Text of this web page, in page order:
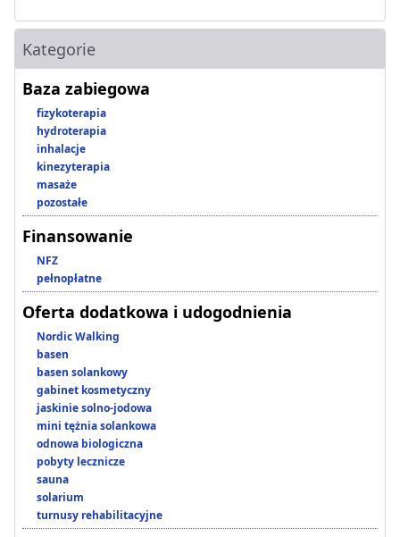
Kategorie
Baza zabiegowa
fizykoterapia
hydroterapia
inhalacje
kinezyterapia
masaże
pozostałe
Finansowanie
NFZ
pełnopłatne
Oferta dodatkowa i udogodnienia
Nordic Walking
basen
basen solankowy
gabinet kosmetyczny
jaskinie solno-jodowa
mini tężnia solankowa
odnowa biologiczna
pobyty lecznicze
sauna
solarium
turnusy rehabilitacyjne